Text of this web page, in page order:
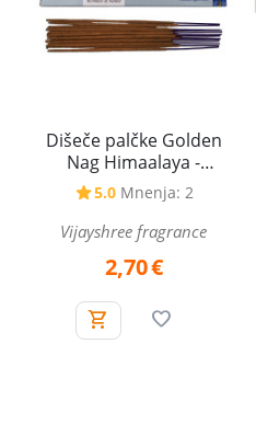
Dišeče palčke Golden
Nag Himaalaya -
Himalaja, 15 g
5.0 Mnenja: 2
Vijayshree fragrance
2,70€